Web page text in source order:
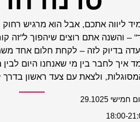
ליווה אתכם, אבל הוא מרגיש
– והשנה אתם רוצים שיהפוך ל"זה
בדיוק לזה – לקחת חלום אחד
איך לחבר בין מי שאנחנו היום
ולצאת עם צעד ראשון
חמישי 29.1025